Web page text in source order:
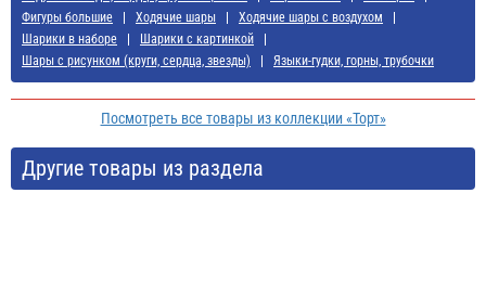
Фигуры большие
Ходячие шары
Ходячие шары с воздухом
Шарики в наборе
Шарики с картинкой
Шары с рисунком (круги, сердца, звезды)
Языки-гудки, горны, трубочки
Посмотреть все товары из коллекции «Торт»
Другие товары из раздела